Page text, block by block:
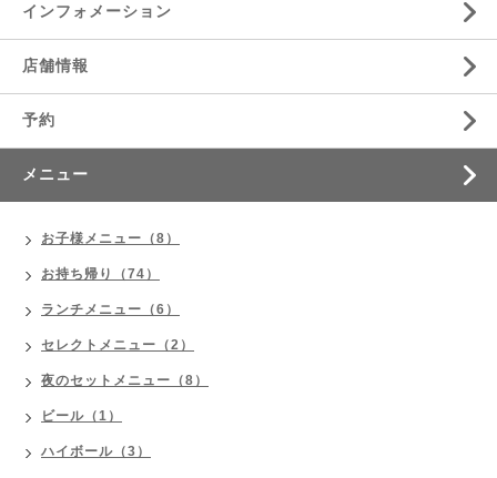
インフォメーション
店舗情報
予約
メニュー
お子様メニュー（8）
お持ち帰り（74）
ランチメニュー（6）
セレクトメニュー（2）
夜のセットメニュー（8）
ビール（1）
ハイボール（3）